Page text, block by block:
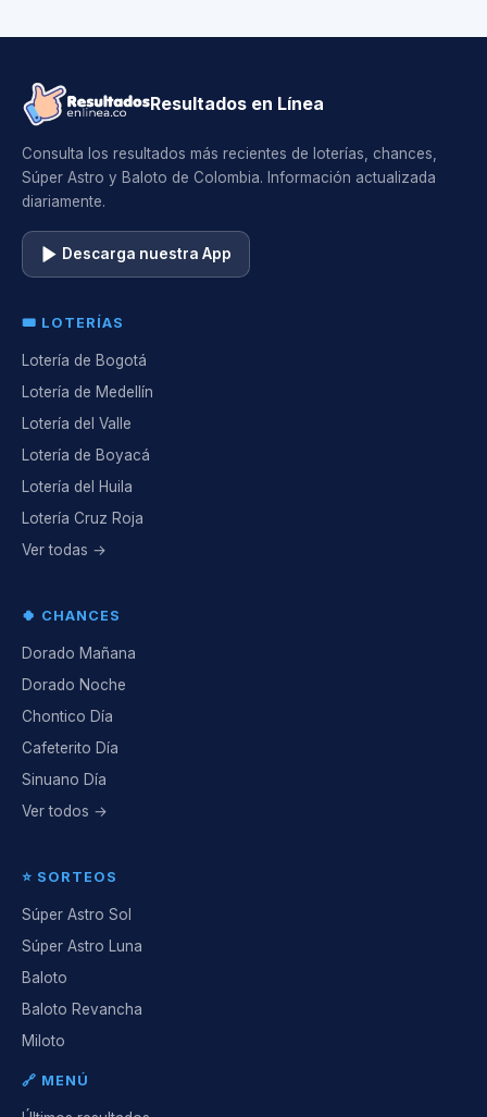
Resultados en Línea
Consulta los resultados más recientes de loterías, chances,
Súper Astro y Baloto de Colombia. Información actualizada
diariamente.
Descarga nuestra App
🎟️ LOTERÍAS
Lotería de Bogotá
Lotería de Medellín
Lotería del Valle
Lotería de Boyacá
Lotería del Huila
Lotería Cruz Roja
Ver todas →
🍀 CHANCES
Dorado Mañana
Dorado Noche
Chontico Día
Cafeterito Día
Sinuano Día
Ver todos →
⭐ SORTEOS
Súper Astro Sol
Súper Astro Luna
Baloto
Baloto Revancha
Miloto
🔗 MENÚ